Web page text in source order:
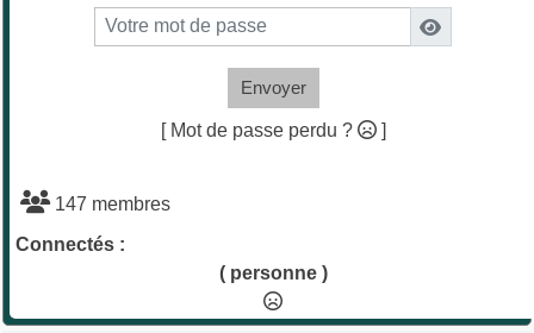
Envoyer
[ Mot de passe perdu ? ]
147 membres
Connectés :
( personne )